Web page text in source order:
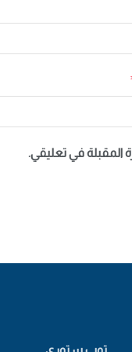
المقبلة في تعليقي.